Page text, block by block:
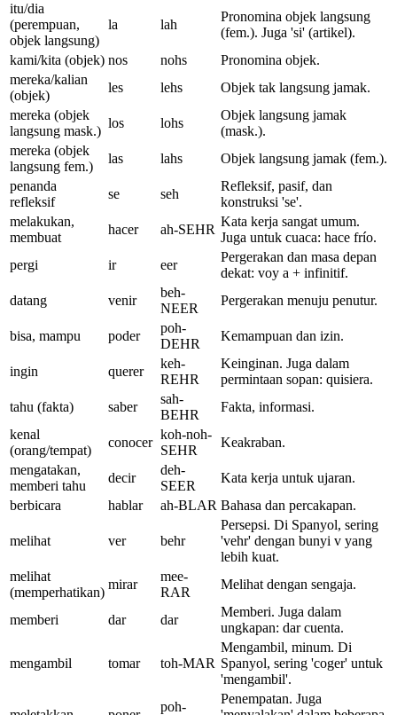
itu/dia
(perempuan,
objek langsung)
la lah
Pronomina objek langsung
(fem.). Juga 'si' (artikel).
kami/kita (objek) nos nohs
Pronomina objek.
mereka/kalian
(objek)
les lehs
Objek tak langsung jamak.
mereka (objek
langsung mask.)
los lohs
Objek langsung jamak
(mask.).
mereka (objek
langsung fem.)
las lahs
Objek langsung jamak (fem.).
penanda
refleksif
se seh
Refleksif, pasif, dan
konstruksi 'se'.
melakukan,
membuat
hacer ah-SEHR
Kata kerja sangat umum.
Juga untuk cuaca: hace frío.
pergi
ir eer
Pergerakan dan masa depan
dekat: voy a + infinitif.
datang
venir
beh-
NEER
Pergerakan menuju penutur.
bisa, mampu poder
poh-
DEHR
Kemampuan dan izin.
ingin querer
keh-
REHR
Keinginan. Juga dalam
permintaan sopan: quisiera.
tahu (fakta)
saber
sah-
BEHR
Fakta, informasi.
kenal
(orang/tempat)
conocer
koh-noh-
SEHR
Keakraban.
mengatakan,
memberi tahu
decir
deh-
SEER
Kata kerja untuk ujaran.
berbicara
hablar ah-BLAR Bahasa dan percakapan.
melihat ver behr
Persepsi. Di Spanyol, sering
'vehr' dengan bunyi v yang
lebih kuat.
melihat
(memperhatikan)
mirar
mee-
RAR
Melihat dengan sengaja.
memberi dar dar
Memberi. Juga dalam
ungkapan: dar cuenta.
mengambil tomar toh-MAR
Mengambil, minum. Di
Spanyol, sering 'coger' untuk
'mengambil'.
poh-
Penempatan. Juga